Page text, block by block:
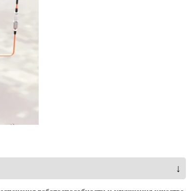
↓
1000-1200